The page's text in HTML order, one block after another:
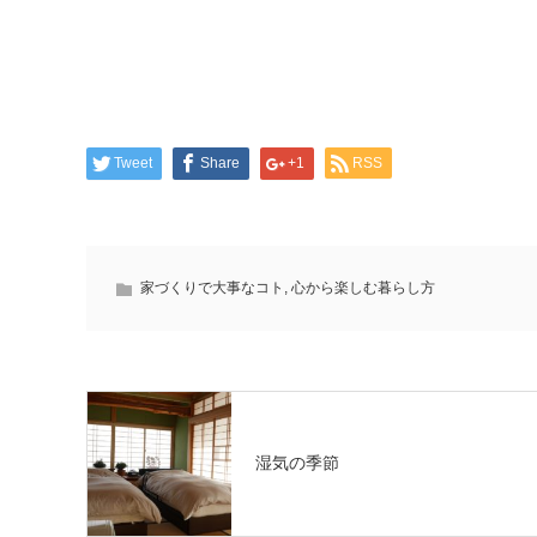
Tweet Share +1 RSS
家づくりで大事なコト , 心から楽しむ暮らし方
湿気の季節